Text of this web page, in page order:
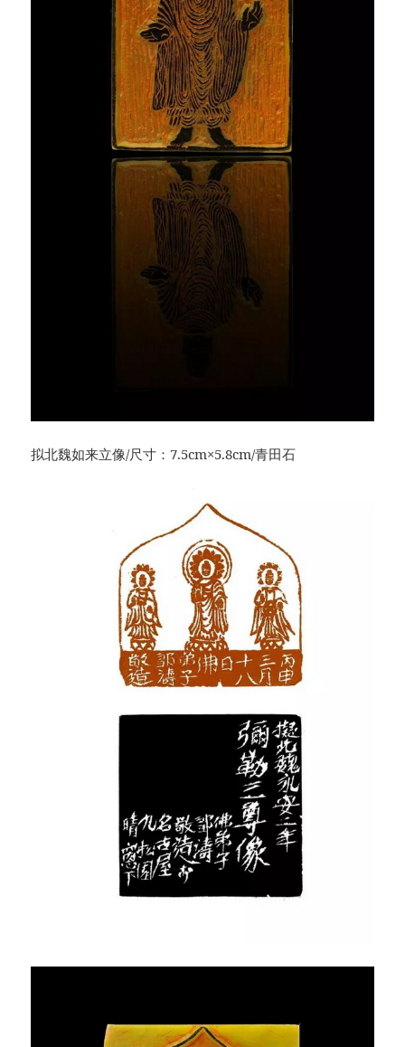
拟北魏如来立像/尺寸：7.5cm×5.8cm/青田石